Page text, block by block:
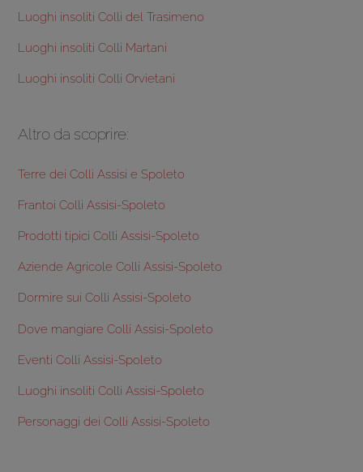
Luoghi insoliti Colli del Trasimeno
Luoghi insoliti Colli Martani
Luoghi insoliti Colli Orvietani
Altro da scoprire:
Terre dei Colli Assisi e Spoleto
Frantoi Colli Assisi-Spoleto
Prodotti tipici Colli Assisi-Spoleto
Aziende Agricole Colli Assisi-Spoleto
Dormire sui Colli Assisi-Spoleto
Dove mangiare Colli Assisi-Spoleto
Eventi Colli Assisi-Spoleto
Luoghi insoliti Colli Assisi-Spoleto
Personaggi dei Colli Assisi-Spoleto